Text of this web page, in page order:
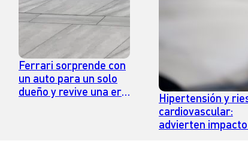
Ferrari sorprende con
un auto para un solo
dueño y revive una era
Hipertensión y
cardiovascular:
advierten